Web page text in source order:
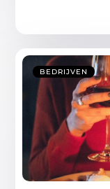
BEDRIJVEN